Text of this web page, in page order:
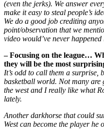
(even the jerks). We answer
make it easy to steal people’s
We do a good job crediting
point/observation that we
video would’ve never
– Focusing on the league…
they will be the most
It’s odd to call them a surprise,
basketball world. Not many are
the west and I really like what
lately.
Another darkhorse that could
West can become the player he